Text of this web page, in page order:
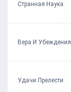
Странная Наука
Вера И Убеждения
Удачи Прелести